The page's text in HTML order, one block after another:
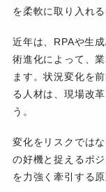
を柔軟に取り入れ
近年は、RPAや生
術進化によって、
ます。状況変化を
る人材は、現場改
う。
変化をリスクでは
の好機と捉えるポ
を力強く牽引する